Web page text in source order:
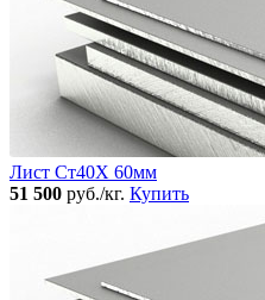
Лист Ст40Х 60мм
51 500 руб./кг. Купить